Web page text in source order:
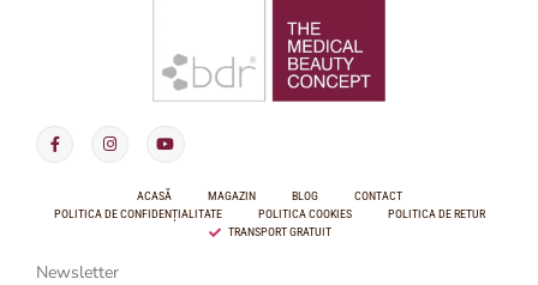
ACASĂ MAGAZIN BLOG
CONTACT
POLITICA DE CONFIDENȚIALITATE
POLITICA COOKIES
POLITICA DE RETUR
TRANSPORT GRATUIT
Newsletter